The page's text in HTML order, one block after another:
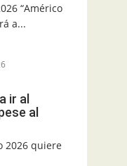
“Américo
a...
ir al
al
2026 quiere